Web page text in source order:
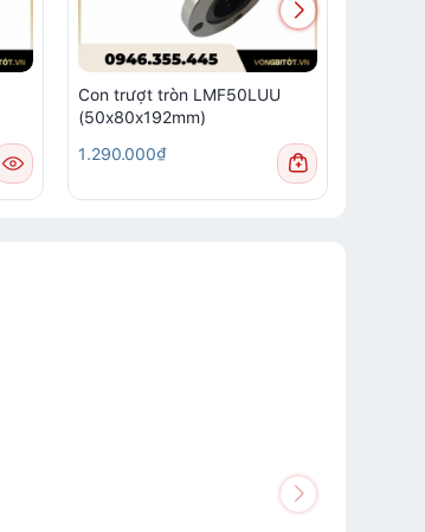
Con trượt tròn LMF50LUU
(50x80x192mm)
1.290.000₫